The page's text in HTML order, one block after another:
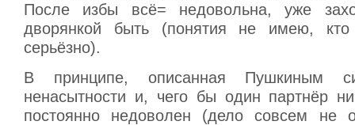
После избы всё= недовольна, уже
дворянкой быть (понятия не имею,
серьёзно).
В принципе, описанная Пушкиным
ненасытности и, чего бы один партнёр
постоянно недоволен (дело совсем не